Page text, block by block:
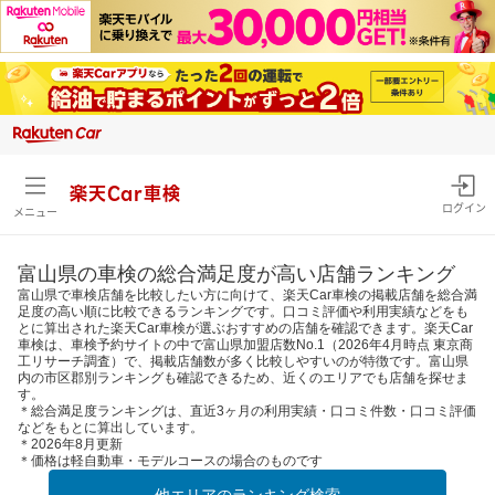
メニュー
楽天Car車検
ログイン
富山県の車検の総合満足度が高い店舗ランキング
富山県で車検店舗を比較したい方に向けて、楽天Car車検の掲載店舗を総合満
足度の高い順に比較できるランキングです。口コミ評価や利用実績などをも
とに算出された楽天Car車検が選ぶおすすめの店舗を確認できます。楽天Car
車検は、車検予約サイトの中で富山県加盟店数No.1（2026年4月時点 東京商
工リサーチ調査）で、掲載店舗数が多く比較しやすいのが特徴です。富山県
内の市区郡別ランキングも確認できるため、近くのエリアでも店舗を探せま
す。
＊総合満足度ランキングは、直近3ヶ月の利用実績・口コミ件数・口コミ評価
などをもとに算出しています。
＊2026年8月更新
＊価格は軽自動車・モデルコースの場合のものです